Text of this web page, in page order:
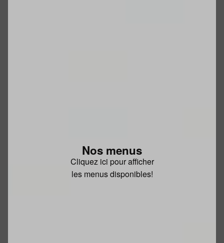
Nos menus
Cliquez ici pour afficher
les menus disponibles!